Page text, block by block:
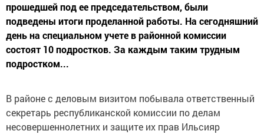
прошедшей под ее председательством, были
подведены итоги проделанной работы. На сегодняшний
день на специальном учете в районной комиссии
состоят 10 подростков. За каждым таким трудным
подростком...
В районе с деловым визитом побывала ответственный
секретарь республиканской комиссии по делам
несовершеннолетних и защите их прав Ильсияр